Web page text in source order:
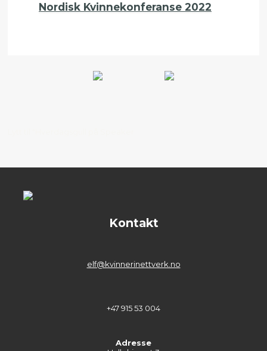
Nordisk Kvinnekonferanse 2022
Kontakt
elf@kvinnerinettverk.no
+47 915 53 004
Adresse